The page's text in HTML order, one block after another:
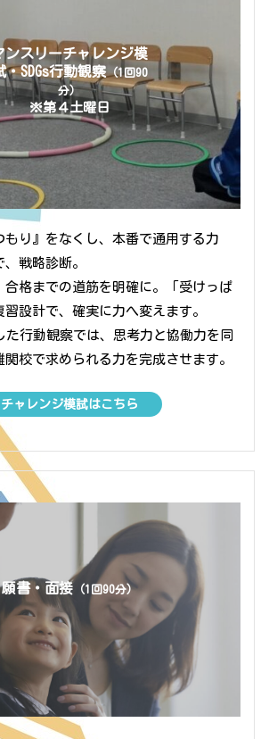
ンスリーチャレンジ模
・SDGs行動観察（1回90
分）
※第４土曜日
もり』をなくし、本番で通用する力
戦略診断。
合格までの道筋を明確に。「受けっぱ
設計で、確実に力へ変えます。
た行動観察では、思考力と協働力を同
校で求められる力を完成させます。
ャレンジ模試はこちら
願書・面接（1回90分）